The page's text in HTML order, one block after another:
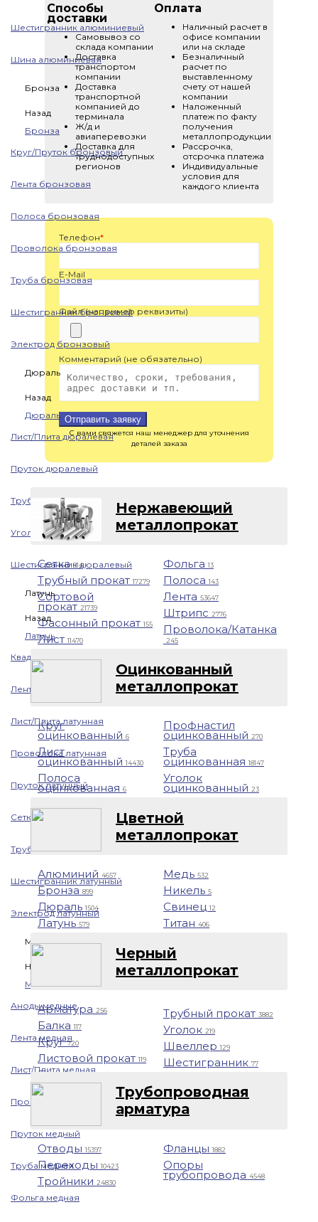
Шестигранник алюминиевый
Шина алюминиевая
Бронза
Назад
Бронза
Круг/Пруток бронзовый
Лента бронзовая
Полоса бронзовая
Проволока бронзовая
Труба бронзовая
Шестигранник бронзовый
Электрод бронзовый
Дюраль
Назад
Дюраль
Лист/Плита дюралевая
Пруток дюралевый
Труба дюралевая
Уголок дюралевый
Шестигранник дюралевый
Латунь
Назад
Латунь
Квадрат латунный
Лента латунная
Лист/Плита латунная
Проволока латунная
Пруток латунный
Сетка латунная
Труба латунная
Шестигранник латунный
Электрод латунный
Медь
Назад
Медь
Аноды медные
Лента медная
Лист/Плита медная
Проволока медная
Пруток медный
Труба медная
Фольга медная
Способы
доставки
Самовывоз со
склада компании
Доставка
транспортом
компании
Доставка
транспортной
компанией до
терминала
Ж/д и
авиаперевозки
Доставка для
труднодоступных
регионов
Оплата
Наличный расчет в
офисе компании
или на складе
Безналичный
расчет по
выставленному
счету от нашей
компании
Наложенный
платеж по факту
получения
металлопродукции
Рассрочка,
отсрочка платежа
Индивидуальные
условия для
каждого клиента
Телефон*
E-Mail
Файл (например реквизиты)
Комментарий (не обязательно)
Отправить заявку
С вами свяжется наш менеджер для уточнения
деталей заказа
Нержавеющий
металлопрокат
Сетка914
Трубный прокат17279
Сортовой
прокат 21739
Фасонный прокат155
Лист11470
Фольга13
Полоса143
Лента 53647
Штрипс 2776
Проволока/Катанка
245
Оцинкованный
металлопрокат
Круг
оцинкованный 6
Лист
оцинкованный14430
Полоса
оцинкованная 6
Профнастил
оцинкованный 270
Труба
оцинкованная18147
Уголок
оцинкованный 23
Цветной
металлопрокат
Алюминий 4657
Бронза 899
Дюраль1504
Латунь 579
Медь 532
Никель 5
Свинец12
Титан 406
Черный
металлопрокат
Арматура 256
Балка117
Круг720
Листовой прокат119
Профнастил
Трубный прокат 3882
Уголок 219
Швеллер129
Шестигранник 77
Трубопроводная
арматура
Отводы15397
Переходы10423
Тройники 24830
Фланцы1882
Опоры
трубопровода 4548